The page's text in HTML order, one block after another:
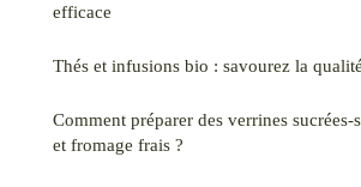
efficace
Thés et infusions bio : savourez la
Comment préparer des verrines sucrées-
et fromage frais ?